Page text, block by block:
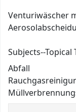
Venturiwäscher
Subjects--Topical
Abfall